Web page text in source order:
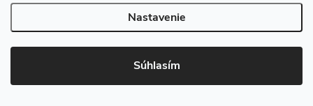
Nastavenie
Súhlasím
po vybavení reklamácie – zákonná lehota tým nie je dotknutá) a boli
vynaložené skutočne a účelne. V prípade odstúpenia od zmluvy z
dôvodu chyby veci má spotrebiteľ tiež právo na úhradu nákladov k